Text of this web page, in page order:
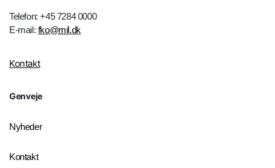
Telefon: +45 7284 0000
E-mail: fko@mil.dk
Kontakt
Genveje
Nyheder
Kontakt